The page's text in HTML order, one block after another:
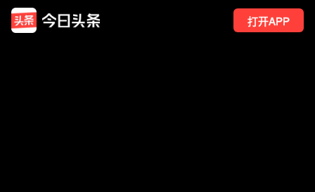
打开APP